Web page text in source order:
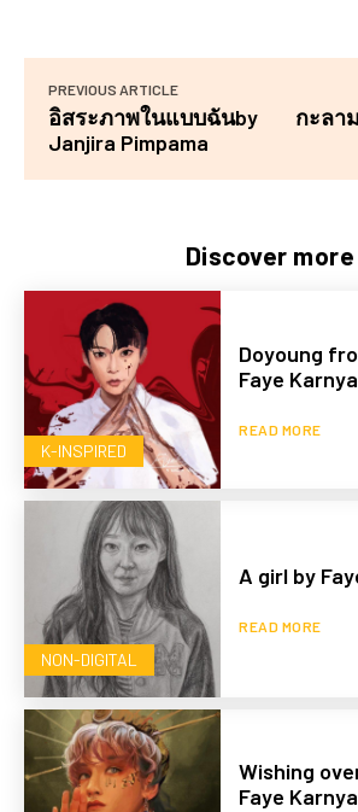
Discover more
K-INSPIRED
Doyoung
Faye Karnya
READ MORE
NON-DIGITAL
A girl by
READ MORE
Wishing
Faye Karnya
PREVIOUS ARTICLE
อิสระภาพในแบบฉันby
Janjira Pimpama
กะลา